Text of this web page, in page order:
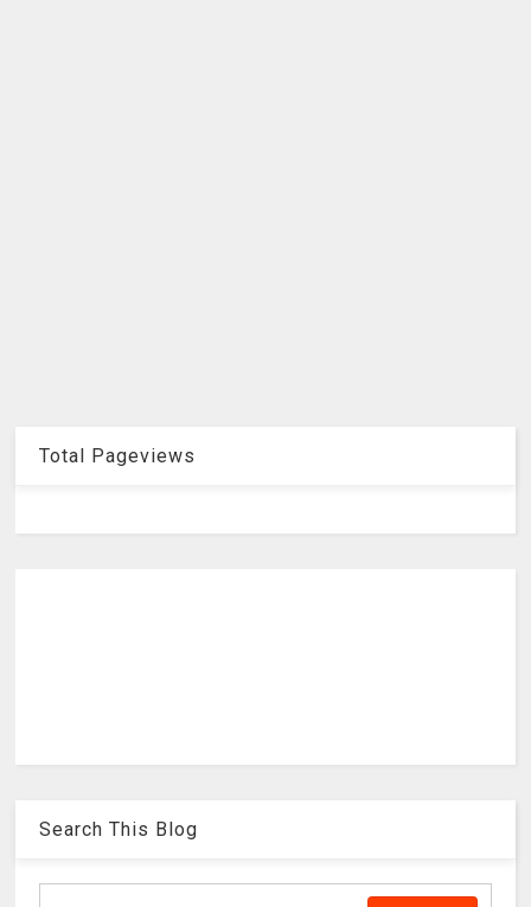
Total Pageviews
Search This Blog